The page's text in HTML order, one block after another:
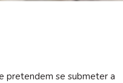
pretendem se submeter a